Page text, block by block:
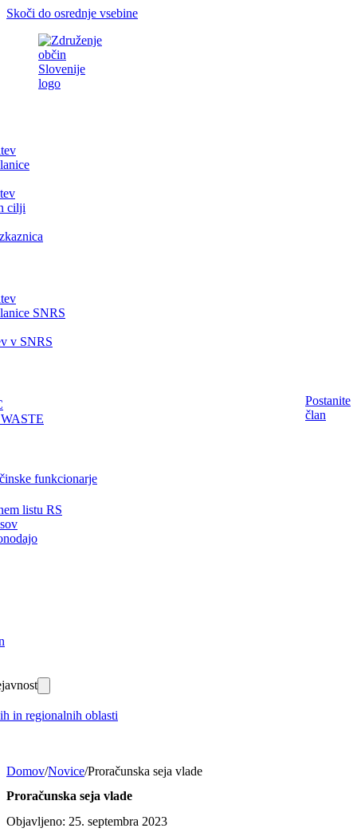
Skoči do osrednje vsebine
cilji
SNRS
v SNRS
funkcionarje
listu RS
in regionalnih oblasti
Postanite
član
Domov/Novice/Proračunska seja vlade
Proračunska seja vlade
Objavljeno: 25. septembra 2023